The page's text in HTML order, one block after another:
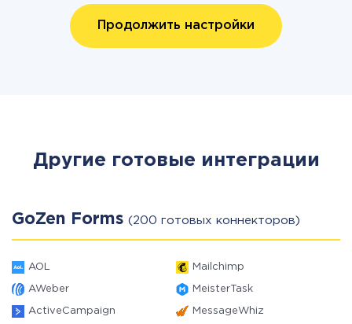
Продолжить настройки
Другие готовые интеграции
GoZen Forms (200 готовых коннекторов)
AOL Mailchimp
AWeber MeisterTask
ActiveCampaign MessageWhiz